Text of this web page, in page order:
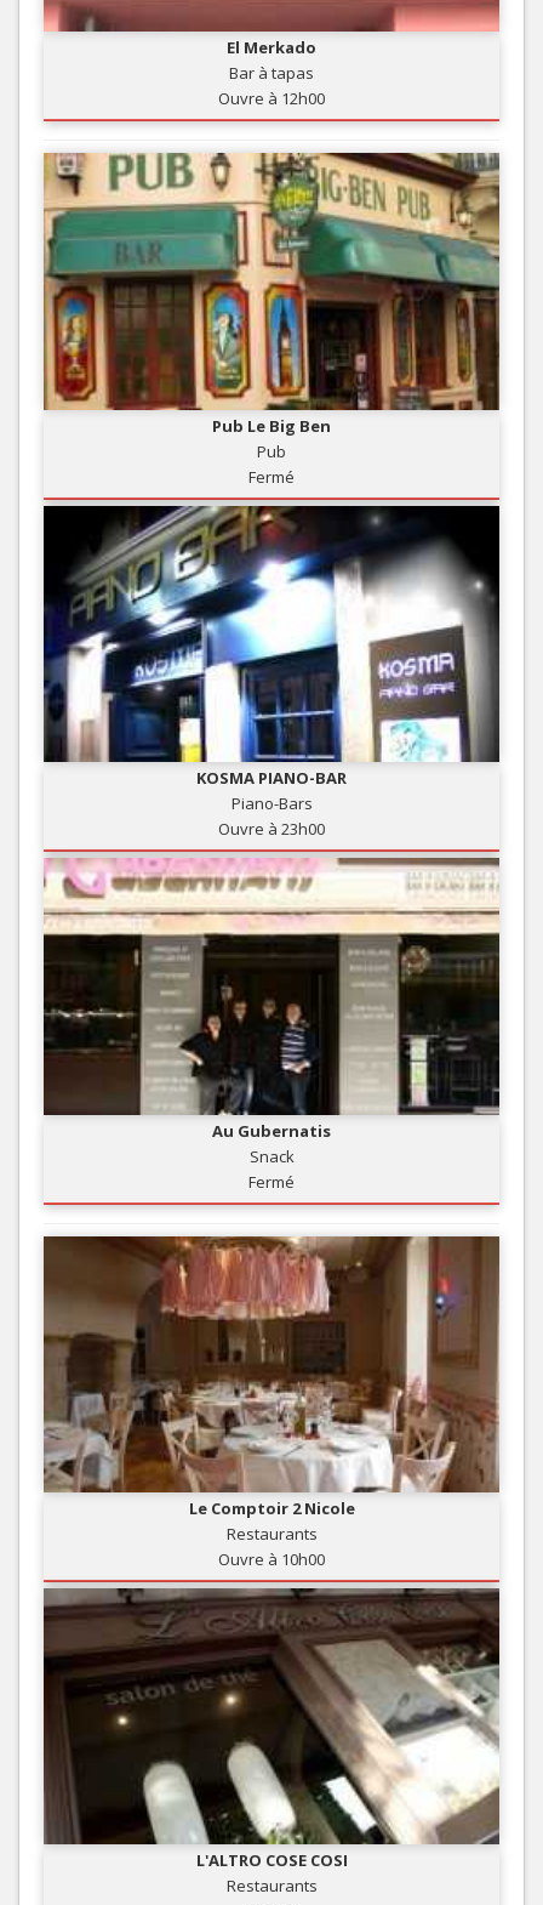
El Merkado
Bar à tapas
Ouvre à 12h00
Pub Le Big Ben
Pub
Fermé
KOSMA PIANO-BAR
Piano-Bars
Ouvre à 23h00
Au Gubernatis
Snack
Fermé
Le Comptoir 2 Nicole
Restaurants
Ouvre à 10h00
L'ALTRO COSE COSI
Restaurants